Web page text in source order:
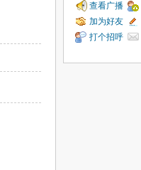
查看广播
加为好友
打个招呼